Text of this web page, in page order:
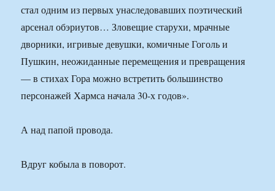
стал одним из первых унаследовавших поэтический
арсенал обэриутов… Зловещие старухи, мрачные
дворники, игривые девушки, комичные Гоголь и
Пушкин, неожиданные перемещения и превращения
— в стихах Гора можно встретить большинство
персонажей Хармса начала 30-х годов».
А над папой провода.
Вдруг кобыла в поворот.